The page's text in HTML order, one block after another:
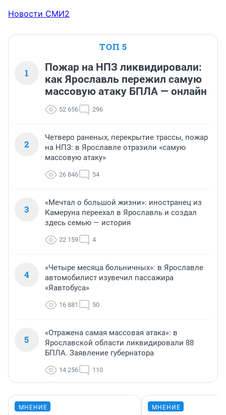
Новости СМИ2
ТОП 5
1
Пожар на НПЗ ликвидировали:
как Ярославль пережил самую
массовую атаку БПЛА — онлайн
52 656 296
2
Четверо раненых, перекрытие трассы, пожар
на НПЗ: в Ярославле отразили «самую
массовую атаку»
26 846 54
3
«Мечтал о большой жизни»: иностранец из
Камеруна переехал в Ярославль и создал
здесь семью — история
22 159 4
4
«Четыре месяца больничных»: в Ярославле
автомобилист изувечил пассажира
«Яавтобуса»
16 881 50
5
«Отражена самая массовая атака»: в
Ярославской области ликвидировали 88
БПЛА. Заявление губернатора
14 256 110
МНЕНИЕ МНЕНИЕ